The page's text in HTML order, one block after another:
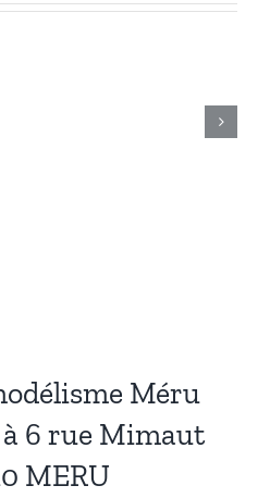
Sous
2026
Méru
à 6 rue Mimaut
MERU